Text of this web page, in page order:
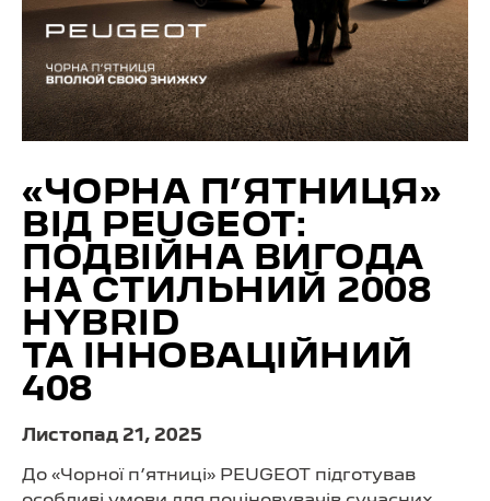
«ЧОРНА П’ЯТНИЦЯ»
ВІД PEUGEOT:
ПОДВІЙНА ВИГОДА
НА СТИЛЬНИЙ 2008
HYBRID
ТА ІННОВАЦІЙНИЙ
408
Листопад 21, 2025
До «Чорної п’ятниці» PEUGEOT підготував